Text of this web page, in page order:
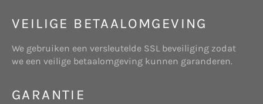
Website: beschikbaar gestelde platform
bereikbaar via www.tuzo.nl, daaronder mede
Cookies
Wij verzamelen gegevens voor onderzoek om zo
een beter inzicht te krijgen in onze klanten, zodat
wij onze diensten hierop kunnen afstemmen.
Deze website maakt gebruik van “cookies”
VEILIGE BETAALOMGEVING
We gebruiken een versleutelde SSL beveiliging zodat
we een veilige betaalomgeving kunnen garanderen.
GARANTIE